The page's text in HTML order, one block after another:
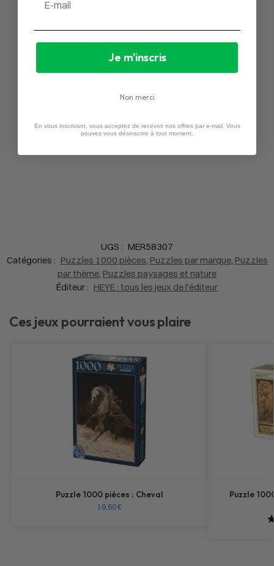
UGS : MER58307
Catégories : Puzzles 1000 pièces, Puzzles par marque, Puzzles
par thème, Puzzles paysages et nature
Éditeur : HEYE : tous les jeux de l'éditeur
Ces jeux pourraient vous plaire
Puzzle 1000 pièces : Cheval
19,60€
Puzzle
Je m'inscris
Non merci
En vous inscrivant, vous acceptez de recevoir nos offres par e-mail. Vous
pouvez vous désinscrire à tout moment.